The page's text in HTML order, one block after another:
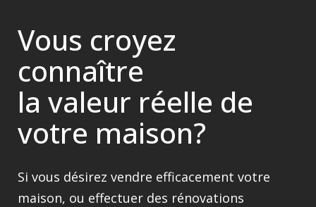
Vous croyez
connaître
la valeur réelle de
votre maison?
Si vous désirez vendre efficacement votre
maison, ou effectuer des rénovations